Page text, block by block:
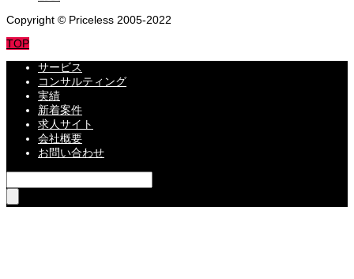
Copyright © Priceless 2005-2022
TOP
サービス
コンサルティング
実績
新着案件
求人サイト
会社概要
お問い合わせ